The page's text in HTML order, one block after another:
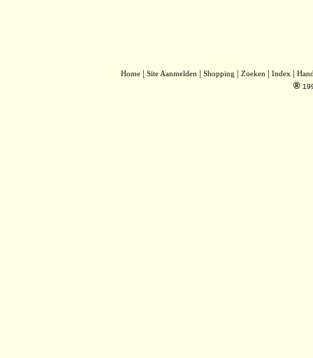
Home | Site Aanmelden | Shopping | Zoeken | Index |
®